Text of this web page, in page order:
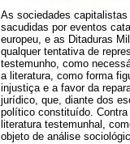
As sociedades
sacudidas por eventos
europeu, e as Ditaduras
qualquer tentativa de
testemunho, como
a literatura, como forma
injustiça e a favor da
jurídico, que, diante dos
político constituído.
literatura testemunhal,
objeto de análise